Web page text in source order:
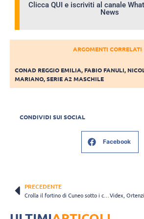
Clicca QUI e iscriviti al canale
News
ARGOMENTI CORRELATI
CONAD REGGIO EMILIA, FABIO FANULI,
MARIANO,SERIE A2 MASCHILE
CONDIVIDI SUI SOCIAL
Facebook
PRECEDENTE